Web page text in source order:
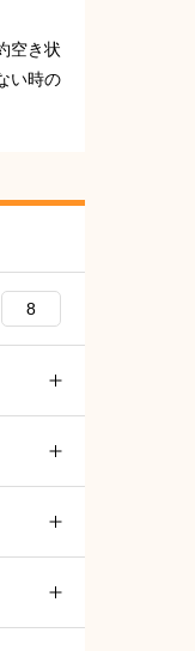
空き状
い時の
8